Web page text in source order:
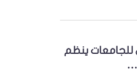
للجامعات ينظم